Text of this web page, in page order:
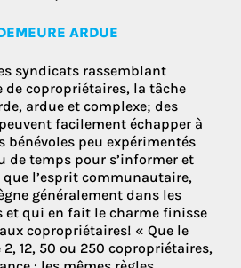
ARDUE
syndicats rassemblant
de copropriétaires, la tâche
ardue et complexe; des
facilement échapper à
peu expérimentés
de temps pour s’informer et
que l’esprit communautaire,
généralement dans les
et qui en fait le charme finisse
copropriétaires! « Que le
12, 50 ou 250 copropriétaires,